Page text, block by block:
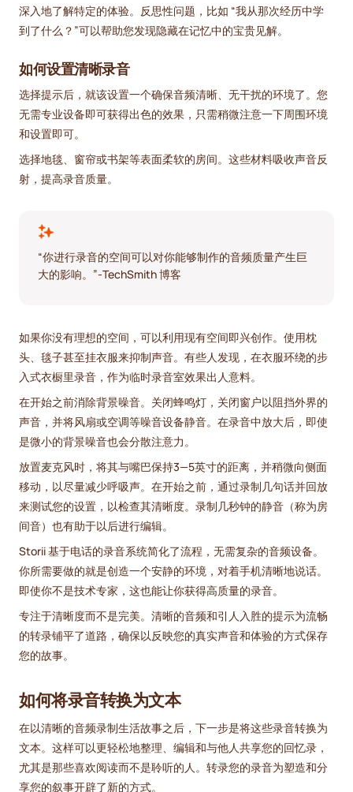
深入地了解特定的体验。反思性问题，比如 “我从那次经历中学
到了什么？”可以帮助您发现隐藏在记忆中的宝贵见解。
如何设置清晰录音
选择提示后，就该设置一个确保音频清晰、无干扰的环境了。您
无需专业设备即可获得出色的效果，只需稍微注意一下周围环境
和设置即可。
选择地毯、窗帘或书架等表面柔软的房间。这些材料吸收声音反
射，提高录音质量。
“你进行录音的空间可以对你能够制作的音频质量产生巨
大的影响。”-TechSmith 博客
如果你没有理想的空间，可以利用现有空间即兴创作。使用枕
头、毯子甚至挂衣服来抑制声音。有些人发现，在衣服环绕的步
入式衣橱里录音，作为临时录音室效果出人意料。
在开始之前消除背景噪音。关闭蜂鸣灯，关闭窗户以阻挡外界的
声音，并将风扇或空调等噪音设备静音。在录音中放大后，即使
是微小的背景噪音也会分散注意力。
放置麦克风时，将其与嘴巴保持3—5英寸的距离，并稍微向侧面
移动，以尽量减少呼吸声。在开始之前，通过录制几句话并回放
来测试您的设置，以检查其清晰度。录制几秒钟的静音（称为房
间音）也有助于以后进行编辑。
Storii 基于电话的录音系统简化了流程，无需复杂的音频设备。
你所需要做的就是创造一个安静的环境，对着手机清晰地说话。
即使你不是技术专家，这也能让你获得高质量的录音。
专注于清晰度而不是完美。清晰的音频和引人入胜的提示为流畅
的转录铺平了道路，确保以反映您的真实声音和体验的方式保存
您的故事。
如何将录音转换为文本
在以清晰的音频录制生活故事之后，下一步是将这些录音转换为
文本。这样可以更轻松地整理、编辑和与他人共享您的回忆录，
尤其是那些喜欢阅读而不是聆听的人。转录您的录音为塑造和分
享您的叙事开辟了新的方式。